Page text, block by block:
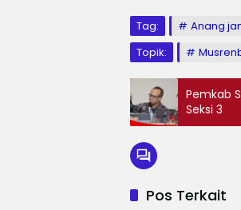
Tag: Anang
Topik:
Pemkab
Seksi 3
Pos Terkait